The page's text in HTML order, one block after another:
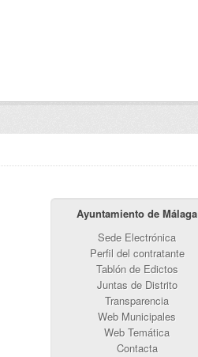
Ayuntamiento de Málaga
Sede Electrónica
Perfil del contratante
Tablón de Edictos
Juntas de Distrito
Transparencia
Web Municipales
Web Temática
Contacta